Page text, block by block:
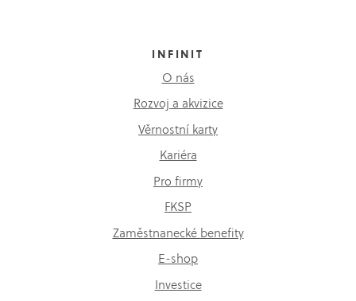
INFINIT
O nás
Rozvoj a akvizice
Věrnostní karty
Kariéra
Pro firmy
FKSP
Zaměstnanecké benefity
E-shop
Investice